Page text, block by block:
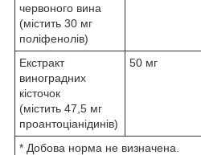
червоного вина
(містить 30 мг
поліфенолів)
Екстракт
виноградних
кісточок
(містить 47,5 мг
проантоціанідинів)
50 мг
* Добова норма не визначена.